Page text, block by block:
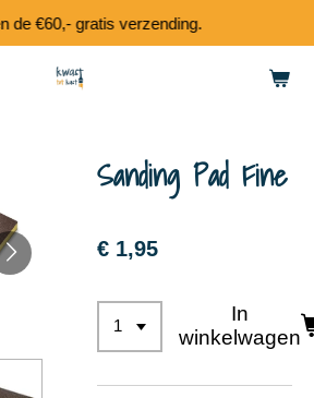
de €60,- gratis verzending.
Sanding Pad Fine
€ 1,95
In
winkelwagen